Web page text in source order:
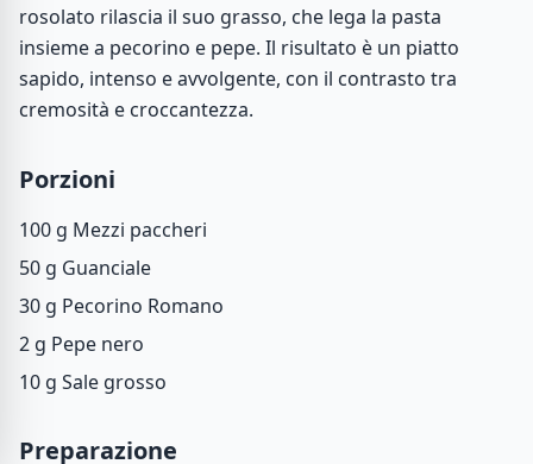
rosolato rilascia il suo grasso, che lega la pasta
insieme a pecorino e pepe. Il risultato è un piatto
sapido, intenso e avvolgente, con il contrasto tra
cremosità e croccantezza.
Porzioni
100 g Mezzi paccheri
50 g Guanciale
30 g Pecorino Romano
2 g Pepe nero
10 g Sale grosso
Preparazione